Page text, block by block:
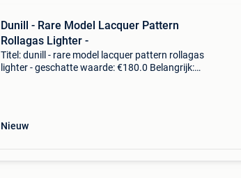
Dunill - Rare Model Lacquer Pattern
Rollagas Lighter -
Titel: dunill - rare model lacquer pattern rollagas
lighter - geschatte waarde: €180.0 Belangrijk:
Nieuw